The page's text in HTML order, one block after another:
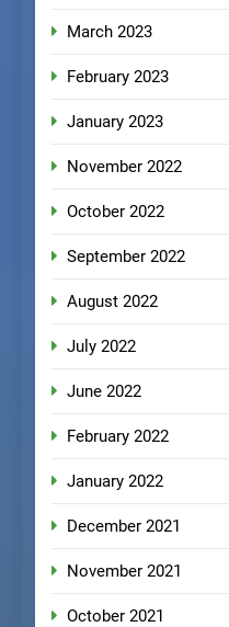
March 2023
February 2023
January 2023
November 2022
October 2022
September 2022
August 2022
July 2022
June 2022
February 2022
January 2022
December 2021
November 2021
October 2021